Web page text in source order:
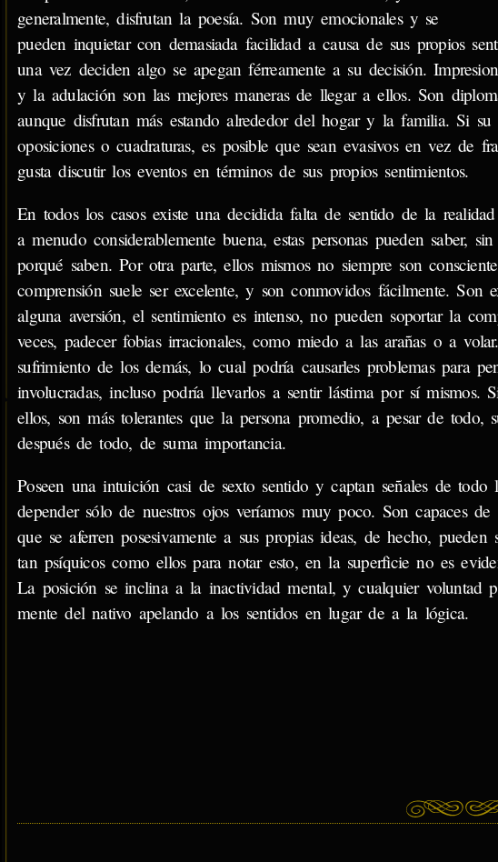
generalmente, disfrutan la poesía. Son muy emocionales y se
pueden inquietar con demasiada facilidad a causa de sus propios
una vez deciden algo se apegan férreamente a su decisión.
y la adulación son las mejores maneras de llegar a ellos. Son
aunque disfrutan más estando alrededor del hogar y la familia. Si
oposiciones o cuadraturas, es posible que sean evasivos en vez de
gusta discutir los eventos en términos de sus propios sentimientos.
En todos los casos existe una decidida falta de sentido de la
a menudo considerablemente buena, estas personas pueden saber,
porqué saben. Por otra parte, ellos mismos no siempre son
comprensión suele ser excelente, y son conmovidos fácilmente. Son
alguna aversión, el sentimiento es intenso, no pueden soportar la
veces, padecer fobias irracionales, como miedo a las arañas o a
sufrimiento de los demás, lo cual podría causarles problemas para
involucradas, incluso podría llevarlos a sentir lástima por sí mismos.
ellos, son más tolerantes que la persona promedio, a pesar de
después de todo, de suma importancia.
Poseen una intuición casi de sexto sentido y captan señales de
depender sólo de nuestros ojos veríamos muy poco. Son capaces
que se aferren posesivamente a sus propias ideas, de hecho,
tan psíquicos como ellos para notar esto, en la superficie no es
La posición se inclina a la inactividad mental, y cualquier voluntad
mente del nativo apelando a los sentidos en lugar de a la lógica.